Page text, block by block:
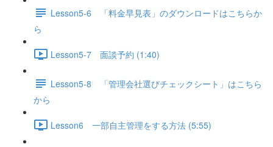
Lesson5-6 「料金早見表」のダウンロードはこちらか
ら
Lesson5-7 面談予約 (1:40)
Lesson5-8 「管理会社選びチェックシート」はこちら
から
Lesson6 一部自主管理をする方法 (5:55)